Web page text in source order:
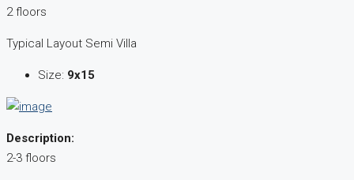
2 floors
Typical Layout Semi Villa
Size: 9x15
Description:
2-3 floors